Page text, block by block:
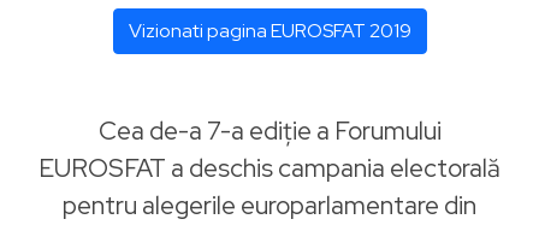
Vizionati pagina EUROSFAT 2019
Cea de-a 7-a ediție a Forumului
EUROSFAT a deschis campania electorală
pentru alegerile europarlamentare din